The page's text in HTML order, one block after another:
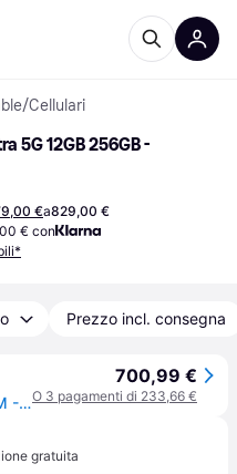
/Cellulari
5G 12GB 256GB -
€a829,00 €
€ con
Prezzo incl. consegna
Xiaomi Poco F8 Ultra Dual SIM - Nero - Cellulare - 256 GB
700,99 €
O 3 pagamenti di 233,66 €
gratuita